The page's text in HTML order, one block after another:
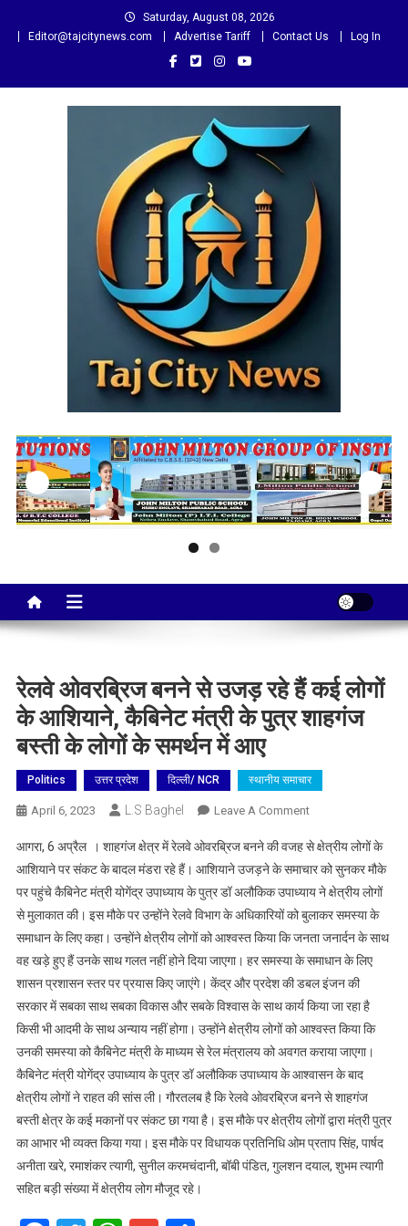
Saturday, August 08, 2026
Editor@tajcitynews.com
Advertise Tariff Contact Us Log In
Taj City News
रेलवे ओवरब्रिज बनने से उजड़ रहे हैं कई लोगों
के आशियाने, कैबिनेट मंत्री के पुत्र शाहगंज
बस्ती के लोगों के समर्थन में आए
Politics उत्तर प्रदेश दिल्ली/ NCR स्थानीय समाचार
April 6, 2023 L.S Baghel Leave A CommentOn
ओवरब्रिज
बनने
से
उजड़
रहे
हैं
कई
लोगों
मंत्री
के
पुत्र
शाहगंज
बस्ती
आगरा, 6 अप्रैल । शाहगंज क्षेत्र में रेलवे ओवरब्रिज बनने की वजह से क्षेत्रीय लोगों के
आशियाने पर संकट के बादल मंडरा रहे हैं। आशियाने उजड़ने के समाचार को सुनकर मौके
पर पहुंचे कैबिनेट मंत्री योगेंद्र उपाध्याय के पुत्र डॉ अलौकिक उपाध्याय ने क्षेत्रीय लोगों
से मुलाकात की। इस मौके पर उन्होंने रेलवे विभाग के अधिकारियों को बुलाकर समस्या के
समाधान के लिए कहा। उन्होंने क्षेत्रीय लोगों को आश्वस्त किया कि जनता जनार्दन के साथ
वह खड़े हुए हैं उनके साथ गलत नहीं होने दिया जाएगा। हर समस्या के समाधान के लिए
शासन प्रशासन स्तर पर प्रयास किए जाएंगे। केंद्र और प्रदेश की डबल इंजन की
सरकार में सबका साथ सबका विकास और सबके विश्वास के साथ कार्य किया जा रहा है
किसी भी आदमी के साथ अन्याय नहीं होगा। उन्होंने क्षेत्रीय लोगों को आश्वस्त किया कि
उनकी समस्या को कैबिनेट मंत्री के माध्यम से रेल मंत्रालय को अवगत कराया जाएगा।
कैबिनेट मंत्री योगेंद्र उपाध्याय के पुत्र डॉ अलौकिक उपाध्याय के आश्वासन के बाद
क्षेत्रीय लोगों ने राहत की सांस ली। गौरतलब है कि रेलवे ओवरब्रिज बनने से शाहगंज
बस्ती क्षेत्र के कई मकानों पर संकट छा गया है। इस मौके पर क्षेत्रीय लोगों द्वारा मंत्री पुत्र
का आभार भी व्यक्त किया गया। इस मौके पर विधायक प्रतिनिधि ओम प्रताप सिंह, पार्षद
अनीता खरे, रमाशंकर त्यागी, सुनील करमचंदानी, बॉबी पंडित, गुलशन दयाल, शुभम त्यागी
सहित बड़ी संख्या में क्षेत्रीय लोग मौजूद रहे।